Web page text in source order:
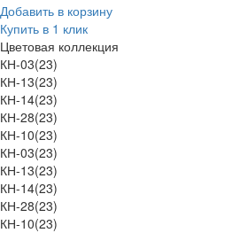
Добавить в корзину
Купить в 1 клик
Цветовая коллекция
КН-03(23)
КН-13(23)
КН-14(23)
КН-28(23)
КН-10(23)
КН-03(23)
КН-13(23)
КН-14(23)
КН-28(23)
КН-10(23)